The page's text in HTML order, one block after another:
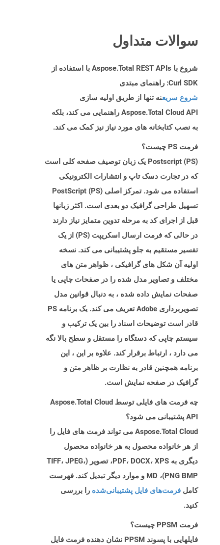
سوالات متداول
شروع با Aspose.Total REST APIs با استفاده از
Curl SDK: راهنمای مبتدی
شروع سریعنه تنها از طریق اولیه سازی
Aspose.Total Cloud API راهنمایی می کند، بلکه
به نصب کتابخانه های مورد نیاز نیز کمک می کند.
فرمت PS چیست؟
Postscript (PS) یک زبان توصیف صفحه کلی است
که در تجارت دسک تاپ و انتشارات الکترونیکی
استفاده می شود. تمرکز اصلی PostScript (PS)
تسهیل طراحی گرافیک دو بعدی است. اکثر زبانها
قبل از اجرای کد به مرحله تدوین متمایز نیاز دارند
در حالی که فرمت ارسال اسکریپت (PS) از یک
تفسیر مستقیم به جلو پشتیبانی می کند. نسخه
اولیه آن شکل های گرافیکی ، ظواهر متن های
مختلف و تصاویر مدل شده را در صفحات چاپی یا
صفحات نمایش داده شده ، به دنبال قوانین مدل
تصویربرداری Adobe تعریف می کند. یک برنامه PS
قادر است توضیحات اسناد را بین یک ترکیب و
سیستم چاپی که دستگاه را مستقل و سطح بالا نگه
می دارد ، ارتباط برقرار کند. علاوه بر این ، این
برنامه همچنین قادر به نظارت بر ظاهر متن و
گرافیک در صفحه نمایش است.
چه فرمت های فایلی توسط Aspose.Total Cloud
API پشتیبانی می شود؟
Aspose.Total Cloud می تواند فرمت های فایل را
از هر خانواده محصول به هر خانواده محصول
دیگری به PDF، DOCX، XPS، تصویر (TIFF، JPEG،
PNG BMP)، MD و موارد دیگر تبدیل کند. فهرست
کامل فرمت‌های فایل پشتیبانی‌شده را بررسی
کنید.
فرمت PPSM چیست؟
فایلهایی با پسوند PPSM نشان دهنده فرمت فایل